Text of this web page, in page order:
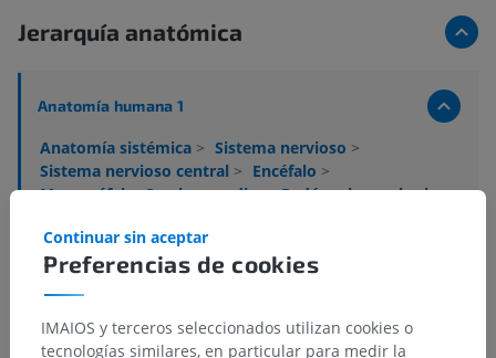
Jerarquía anatómica
Anatomía humana 1
Anatomía sistémica > Sistema nervioso >
Sistema nervioso central > Encéfalo >
Mesencéfalo; Cerebro medio> Pedúnculo cerebral>
Tracto tectopontino
anatómica
Preferencias de cookies
Continuar sin aceptar
IMAIOS y terceros seleccionados utilizan cookies o
tecnologías similares, en particular para medir la